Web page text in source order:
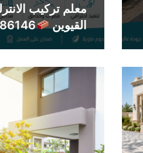
معلم تركيب
القيوين